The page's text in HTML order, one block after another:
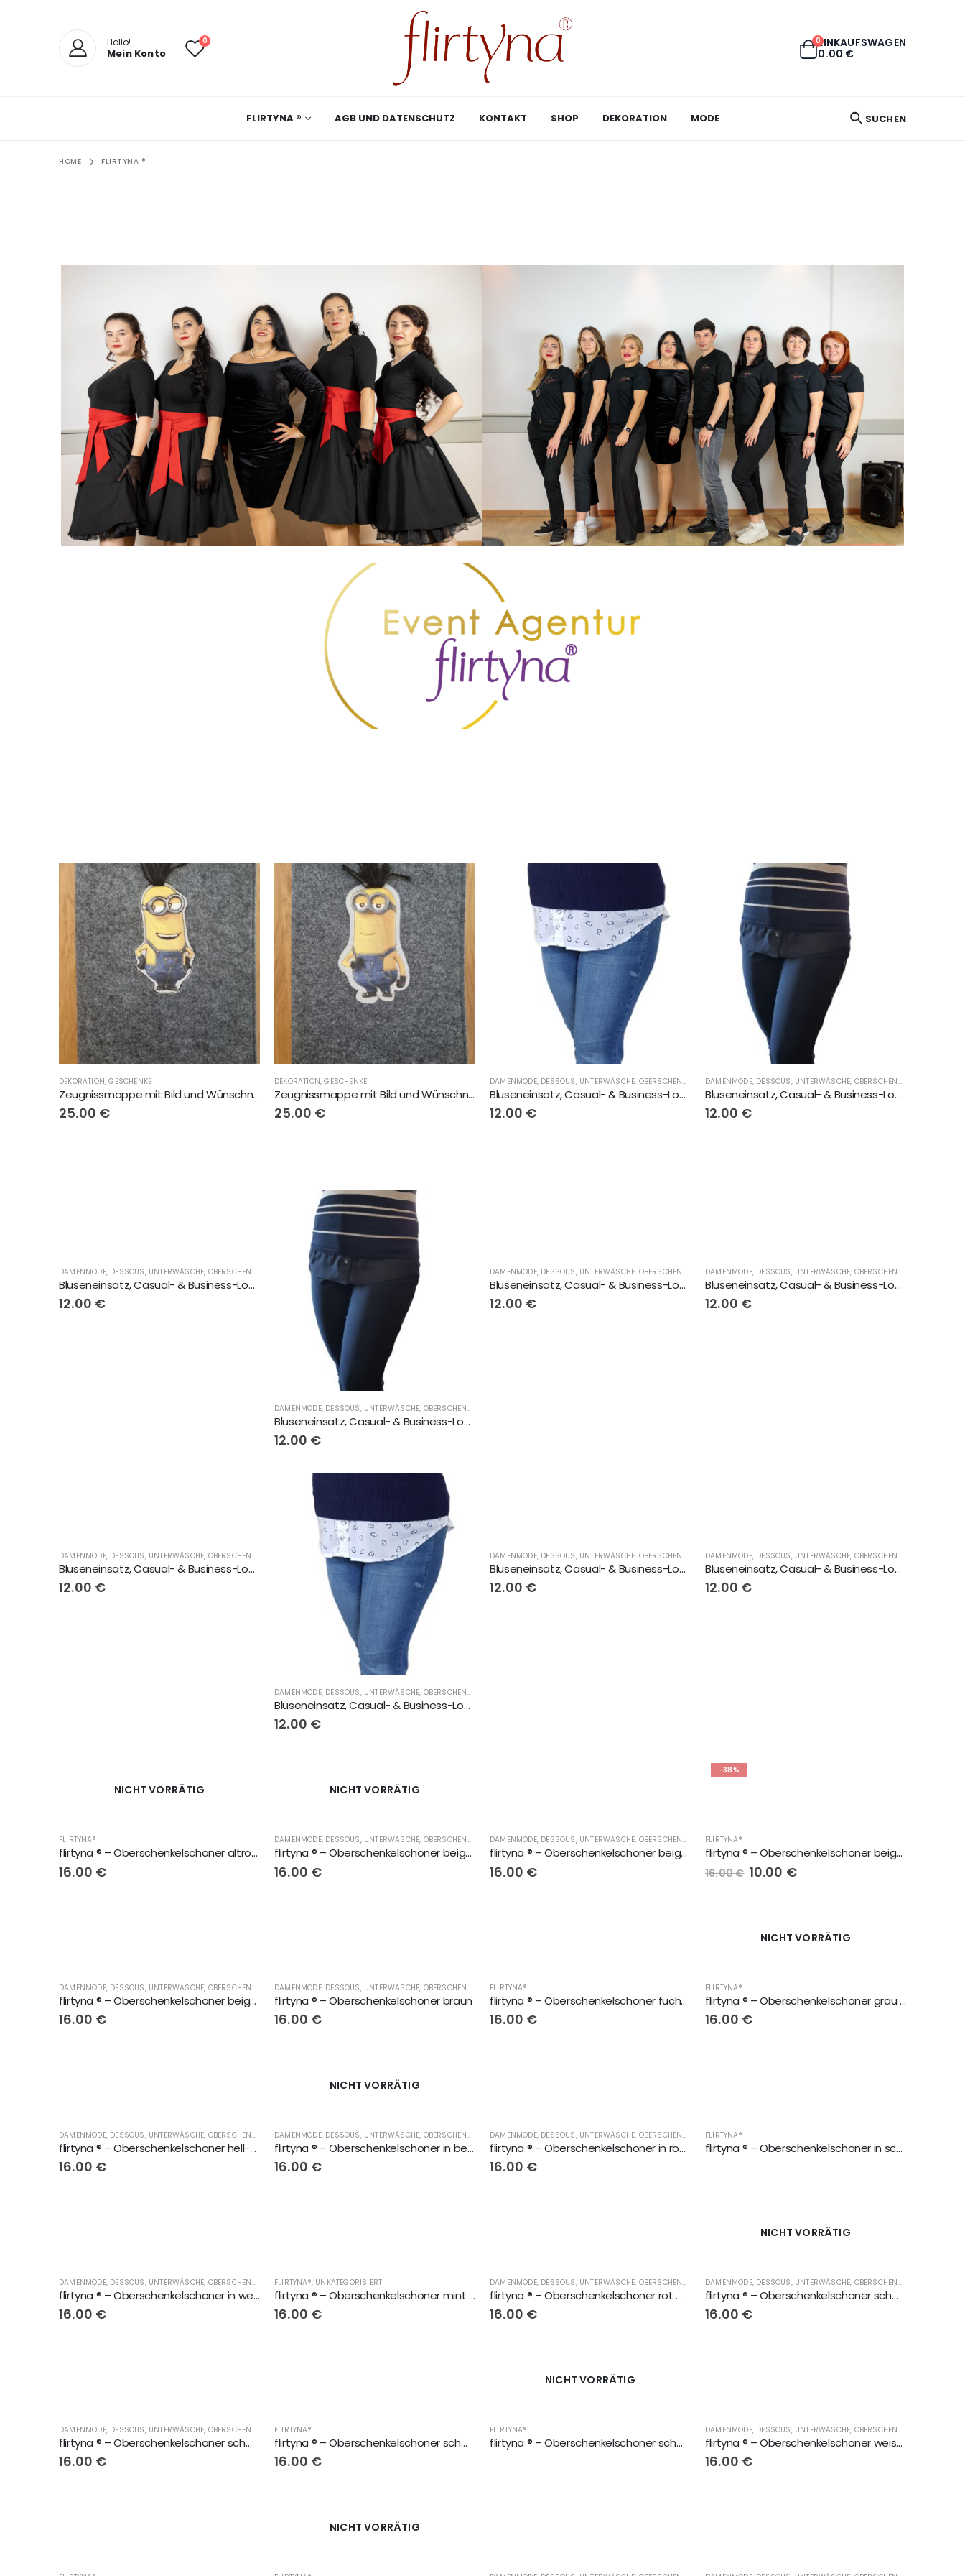
Hallo!
Mein Konto
0 0EINKAUFSWAGEN
0.00 €
FLIRTYNA ® AGB UND DATENSCHUTZ KONTAKT SHOP DEKORATION MODE SUCHEN
HOME FLIRTYNA ®
DEKORATION,GESCHENKE
Zeugnissmappe mit Bild und Wünschname
25.00 €
DEKORATION,GESCHENKE
Zeugnissmappe mit Bild und Wünschname
25.00 €
DAMENMODE, DESSOUS, UNTERWÄSCHE, OBERSCHENKELSCHONER, LINGERIE ,FLIRTYNA®,GESCHENKE
Bluseneinsatz, Casual- & Business-Look, weiss-Herzen, 3 Knöpfe
12.00 €
DAMENMODE, DESSOUS, UNTERWÄSCHE, OBERSCHENKELSCHONER, LINGERIE
Bluseneinsatz, Casual- & Business-Look, geschlossen, schwarze Chiffon
12.00 €
DAMENMODE, DESSOUS, UNTERWÄSCHE, OBERSCHENKELSCHONER, LINGERIE , GESCHENKE
Bluseneinsatz, Casual- & Business-Look, dunkel-blau
12.00 €
DAMENMODE, DESSOUS, UNTERWÄSCHE, OBERSCHENKELSCHONER, LINGERIE
Bluseneinsatz, Casual- & Business-Look, geschlossen, schwarze Chiffon
12.00 €
DAMENMODE, DESSOUS, UNTERWÄSCHE, OBERSCHENKELSCHONER, LINGERIE ,FLIRTYNA®,GESCHENKE
Bluseneinsatz, Casual- & Business-Look, hell-blau
12.00 €
DAMENMODE, DESSOUS, UNTERWÄSCHE, OBERSCHENKELSCHONER, LINGERIE
Bluseneinsatz, Casual- & Business-Look, pfirsich, 2 Knöpfe
12.00 €
DAMENMODE, DESSOUS, UNTERWÄSCHE, OBERSCHENKELSCHONER, LINGERIE ,FLIRTYNA® GESCHENKE
Bluseneinsatz, Casual- & Business-Look, weiss-Herzen, 2 Knöpfe
12.00 €
DAMENMODE, DESSOUS, UNTERWÄSCHE, OBERSCHENKELSCHONER, LINGERIE
Bluseneinsatz, Casual- & Business-Look, weiss-Herzen, 3 Knöpfe
12.00 €
DAMENMODE, DESSOUS, UNTERWÄSCHE, OBERSCHENKELSCHONER, LINGERIE ,FLIRTYNA®,GESCHENKE
Bluseneinsatz, Casual- & Business-Look, weiss, oben geschlossen
12.00 €
DAMENMODE, DESSOUS, UNTERWÄSCHE, OBERSCHENKELSCHONER, LINGERIE
Bluseneinsatz, Casual- & Business-Look. Dunkel-blau mit Herzen mit 2 Knöpfe
12.00 €
NICHT VORRÄTIG
FLIRTYNA®
flirtyna ® – Oberschenkelschoner altrosa
16.00 €
NICHT VORRÄTIG
DAMENMODE, DESSOUS, UNTERWÄSCHE, OBERSCHENKELSCHONER, LINGERIE ,DAMENMODE, DESSOUS, UNTERWÄSCHE, OBERSCHENKELSCHONER, LINGERIE
flirtyna ® – Oberschenkelschoner beige mit beige Spitze
16.00 €
DAMENMODE, DESSOUS, UNTERWÄSCHE, OBERSCHENKELSCHONER, LINGERIE
flirtyna ® – Oberschenkelschoner beige mit elastischem hell-braunem Band
16.00 €
-38%
FLIRTYNA®
flirtyna ® – Oberschenkelschoner beige mit elastischem weissem Band
16.00€ 10.00 €
DAMENMODE, DESSOUS, UNTERWÄSCHE, OBERSCHENKELSCHONER, LINGERIE ,FLIRTYNA®
flirtyna ® – Oberschenkelschoner beige mit schwarze Spitze
16.00 €
DAMENMODE, DESSOUS, UNTERWÄSCHE, OBERSCHENKELSCHONER, LINGERIE DAMENMODE, DESSOUS, UNTERWÄSCHE, OBERSCHENKELSCHONER, LINGERIE
flirtyna ® – Oberschenkelschoner braun
16.00 €
FLIRTYNA®
flirtyna ® – Oberschenkelschoner fuchsia mit schwarze Spitze
16.00 €
NICHT VORRÄTIG
FLIRTYNA®
flirtyna ® – Oberschenkelschoner grau mit weisse Spitze
16.00 €
DAMENMODE, DESSOUS, UNTERWÄSCHE, OBERSCHENKELSCHONER, LINGERIE ,DAMENMODE, DESSOUS, UNTERWÄSCHE, OBERSCHENKELSCHONER, LINGERIE,FLIRTYNA®
flirtyna ® – Oberschenkelschoner hell-hautfarbend mit elastischem Band
16.00 €
NICHT VORRÄTIG
DAMENMODE, DESSOUS, UNTERWÄSCHE, OBERSCHENKELSCHONER, LINGERIE ,FLIRTYNA®
flirtyna ® – Oberschenkelschoner in beige
16.00 €
DAMENMODE, DESSOUS, UNTERWÄSCHE, OBERSCHENKELSCHONER, LINGERIE
flirtyna ® – Oberschenkelschoner in rosa
16.00 €
FLIRTYNA®
flirtyna ® – Oberschenkelschoner in schwarz mit schwarze Spitze
DAMENMODE, DESSOUS, UNTERWÄSCHE, OBERSCHENKELSCHONER, LINGERIE ,DAMENMODE, DESSOUS, UNTERWÄSCHE, OBERSCHENKELSCHONER, LINGERIE,FLIRTYNA®
flirtyna ® – Oberschenkelschoner in weiss
16.00 €
FLIRTYNA®, UNKATEGORISIERT
flirtyna ® – Oberschenkelschoner mint mit weisse Spitze
16.00 €
DAMENMODE, DESSOUS, UNTERWÄSCHE, OBERSCHENKELSCHONER, LINGERIE ,DAMENMODE, DESSOUS, UNTERWÄSCHE,
flirtyna ® – Oberschenkelschoner rot mit schwarze Spitze
16.00 €
NICHT VORRÄTIG
DAMENMODE, DESSOUS, UNTERWÄSCHE, OBERSCHENKELSCHONER, LINGERIE
flirtyna ® – Oberschenkelschoner schwarz
16.00 €
DAMENMODE, DESSOUS, UNTERWÄSCHE, OBERSCHENKELSCHONER, LINGERIE
flirtyna ® – Oberschenkelschoner schwarz mit elastischem Band
16.00 €
FLIRTYNA®
flirtyna ® – Oberschenkelschoner schwarz mit schwarz/blau Spitze
16.00 €
NICHT VORRÄTIG
FLIRTYNA®
flirtyna ® – Oberschenkelschoner schwarz mit schwarz/creme Spitze
DAMENMODE, DESSOUS, UNTERWÄSCHE, OBERSCHENKELSCHONER, LINGERIE
flirtyna ® – Oberschenkelschoner weiss mit elastischem weissem Band
16.00 €
NICHT VORRÄTIG